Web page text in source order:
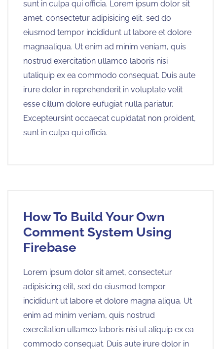
sunt in culpa qui officia. Lorem ipsum dolor sit
amet, consectetur adipisicing elit, sed do
eiusmod tempor incididunt ut labore et dolore
magnaaliqua. Ut enim ad minim veniam, quis
nostrud exercitation ullamco laboris nisi
utaliquip ex ea commodo consequat. Duis aute
irure dolor in reprehenderit in voluptate velit
esse cillum dolore eufugiat nulla pariatur.
Excepteursint occaecat cupidatat non proident,
sunt in culpa qui officia.
How To Build Your Own
Comment System Using
Firebase
Lorem ipsum dolor sit amet, consectetur
adipisicing elit, sed do eiusmod tempor
incididunt ut labore et dolore magna aliqua. Ut
enim ad minim veniam, quis nostrud
exercitation ullamco laboris nisi ut aliquip ex ea
commodo consequat. Duis aute irure dolor in